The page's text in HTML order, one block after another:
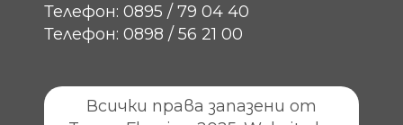
Телефон: 0895 / 79 04 40
Телефон: 0898 / 56 21 00
Всички права запазени от